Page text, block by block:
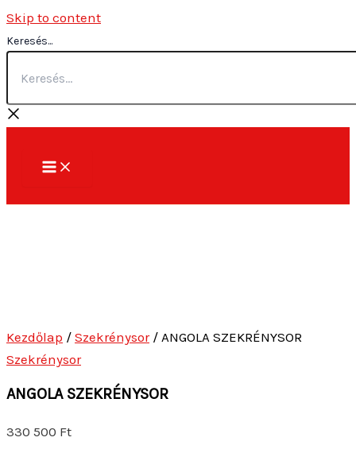
Skip to content
Keresés...
Kezdőlap / Szekrénysor/ ANGOLA SZEKRÉNYSOR
Szekrénysor
ANGOLA SZEKRÉNYSOR
330 500 Ft